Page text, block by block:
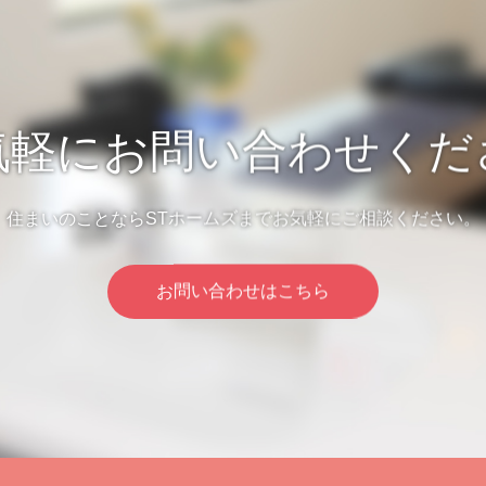
にお問い合わせく
住まいのことならSTホームズまでお気軽にご相談ください。
お問い合わせはこちら